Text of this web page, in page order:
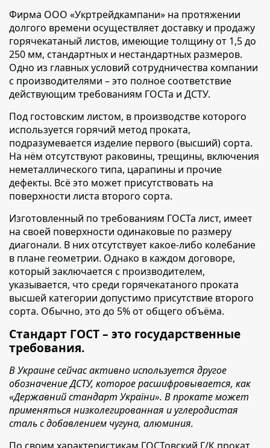
Фирма ООО «Укртрейдкампани» на протяжении
долгого времени осуществляет доставку и продажу
горячекатаный листов, имеющие толщину от 1,5 до
250 мм, стандартных и нестандартных размеров.
Одно из главных условий сотрудничества компании
с производителями – это полное соответствие
действующим требованиям ГОСТа и ДСТУ.
Под гостовским листом, в производстве которого
используется горячий метод проката,
подразумевается изделие первого (высший) сорта.
На нём отсутствуют раковины, трещины, включения
неметаллического типа, царапины и прочие
дефекты. Всё это может присутствовать на
поверхности листа второго сорта.
Изготовленный по требованиям ГОСТа лист, имеет
на своей поверхности одинаковые по размеру
диагонали. В них отсутствует какое-либо колебание
в плане геометрии. Однако в каждом договоре,
который заключается с производителем,
указывается, что среди горячекатаного проката
высшей категории допустимо присутствие второго
сорта. Обычно, это до 5% от общего объёма.
Стандарт ГОСТ – это государственные
требования.
В Украине сейчас активно используется другое
обозначение ДСТУ, которое расшифровывается, как
«Державний стандарт України». В прокате может
применяться низколегированная и углеродистая
сталь с добавлением чугуна, алюминия.